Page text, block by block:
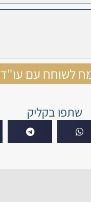
לשוחח עם עו"ד
שתפו בקליק